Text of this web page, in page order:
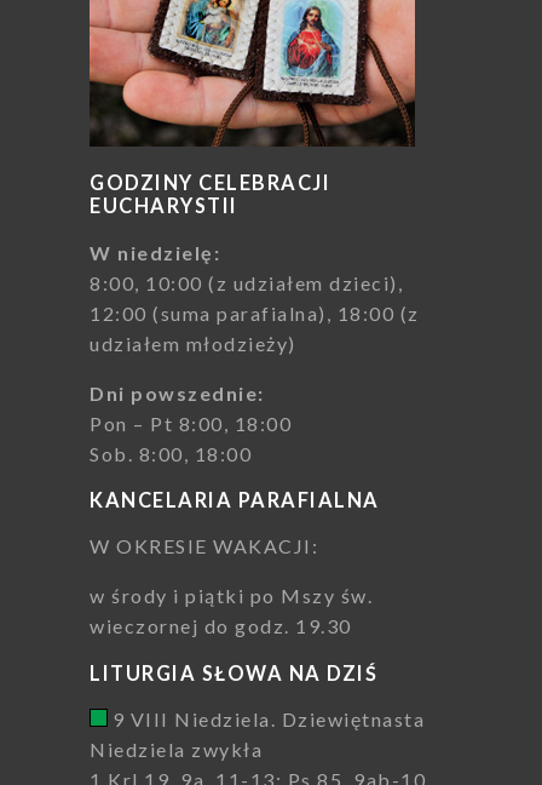
GODZINY CELEBRACJI
EUCHARYSTII
W niedzielę:
8:00, 10:00 (z udziałem dzieci),
12:00 (suma parafialna), 18:00 (z
udziałem młodzieży)
Dni powszednie:
Pon – Pt 8:00, 18:00
Sob. 8:00, 18:00
KANCELARIA PARAFIALNA
W OKRESIE WAKACJI:
w środy i piątki po Mszy św.
wieczornej do godz. 19.30
LITURGIA SŁOWA NA DZIŚ
9 VIII Niedziela. Dziewiętnasta
Niedziela zwykła
1 Krl 19, 9a. 11-13; Ps 85, 9ab-10.